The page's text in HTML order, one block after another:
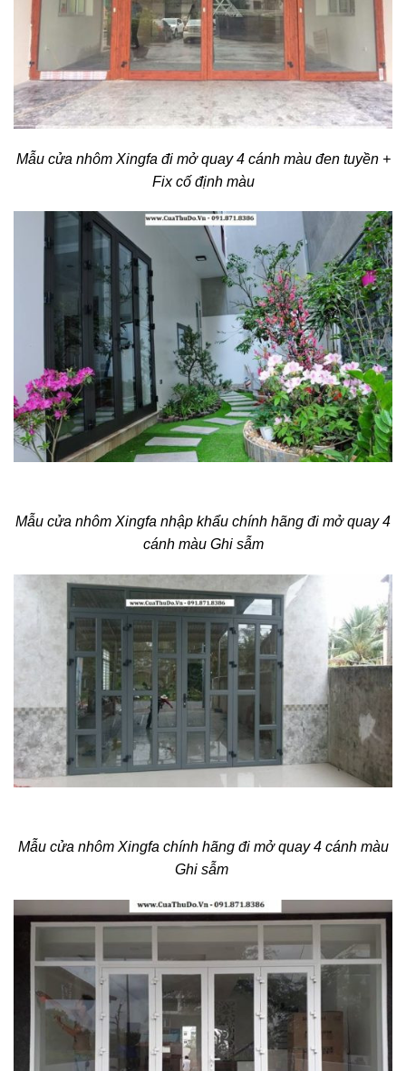
Mẫu cửa nhôm Xingfa đi mở quay 4 cánh màu đen tuyền +
Fix cố định màu
Mẫu cửa nhôm Xingfa nhập khẩu chính hãng đi mở quay 4
cánh màu Ghi sẫm
Mẫu cửa nhôm Xingfa chính hãng đi mở quay 4 cánh màu
Ghi sẫm